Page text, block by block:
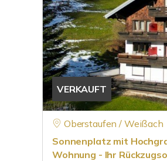
VERKAUFT
Oberstaufen / Weißach
Sonnenplatz mit
Wohnung - Ihr